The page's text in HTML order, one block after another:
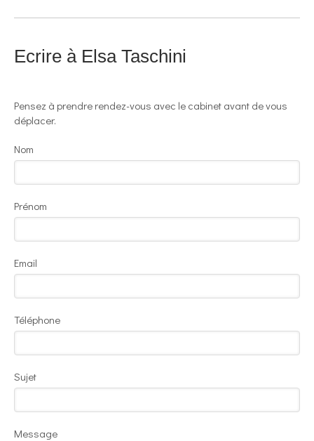
Ecrire à Elsa Taschini
Pensez à prendre rendez-vous avec le cabinet avant de vous
déplacer.
Nom
Prénom
Email
Téléphone
Sujet
Message